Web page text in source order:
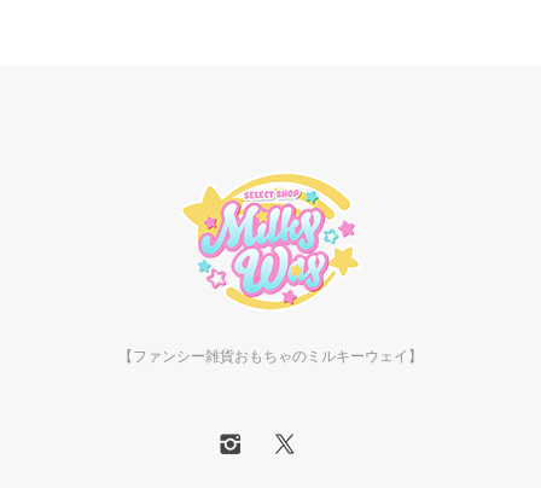
【ファンシー雑貨おもちゃのミルキーウェイ】